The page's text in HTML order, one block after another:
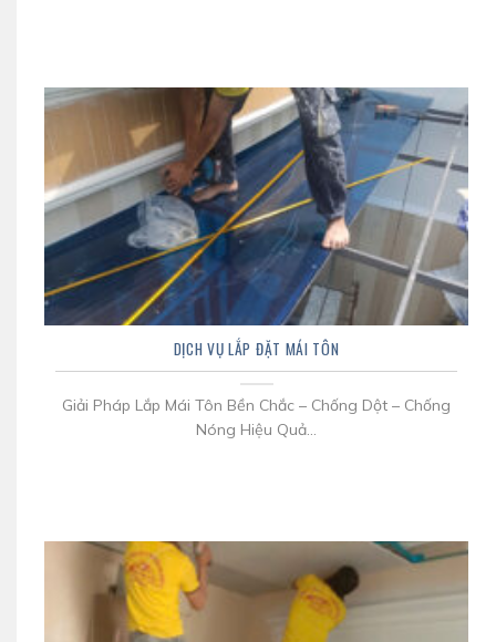
DỊCH VỤ LẮP ĐẶT MÁI TÔN
Giải Pháp Lắp Mái Tôn Bền Chắc – Chống Dột – Chống
Nóng Hiệu Quả...